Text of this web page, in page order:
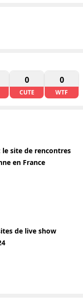
0
CUTE
0
WTF
le site de rencontres
en France
de live show